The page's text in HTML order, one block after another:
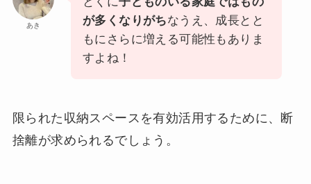
あき
が多くなりがちなうえ、成長とと
もにさらに増える可能性もありま
すよね！
限られた収納スペースを有効活用するために、断
捨離が求められるでしょう。